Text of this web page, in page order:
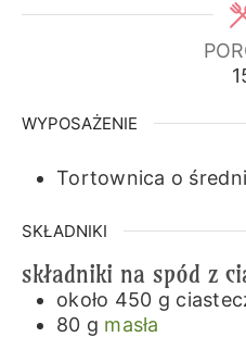
WYPOSAŻENIE
Tortownica o
SKŁADNIKI
składniki na spód z
około 450 g
80 g masła